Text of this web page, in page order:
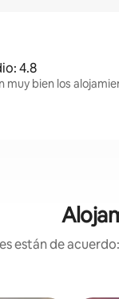
4.8
muy bien los
están de